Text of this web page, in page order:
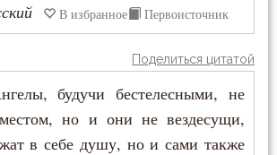
В избранное Первоисточник
Поделиться цитатой
будучи бестелесными, не
но и они не вездесущи,
в себе душу, но и сами также